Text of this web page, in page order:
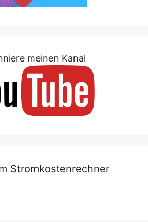
meinen Kanal
Stromkostenrechner